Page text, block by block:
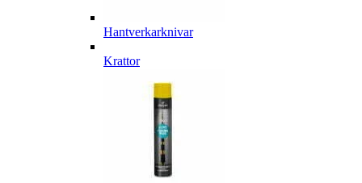
Hantverkarknivar
Krattor